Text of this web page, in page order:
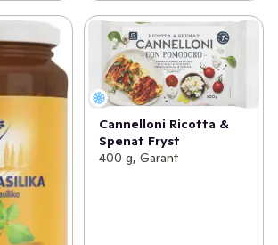
Cannelloni Ricotta &
Spenat Fryst
400 g, Garant